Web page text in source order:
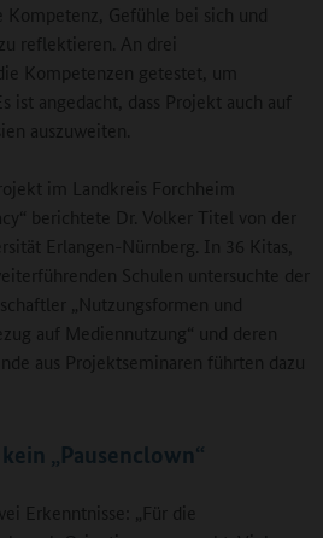
Gefühle bei sich und
reflektieren. An drei
Kompetenzen getestet, um
ist angedacht, dass Projekt auch auf
auszuweiten.
im Landkreis Forchheim
berichtete Dr. Volker Titel von der
Erlangen-Nürnberg. In 36 Kitas,
Schulen untersuchte der
„Nutzungsformen und
auf Mediennutzung“ und deren
aus Projektseminaren führten dazu
„Pausenclown“
Erkenntnisse: „Für die